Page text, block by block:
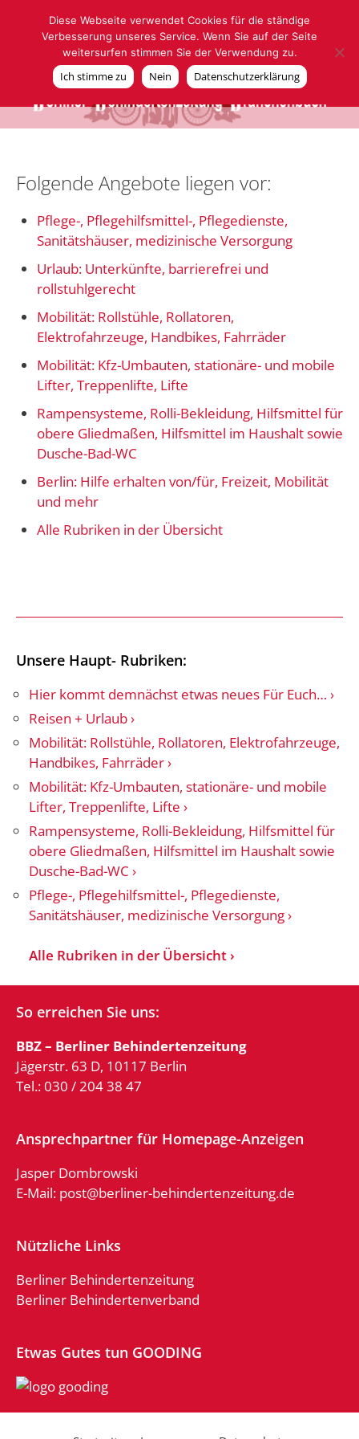
Menü
Folgende Angebote liegen vor:
Pflege-, Pflegehilfsmittel-, Pflegedienste,
Sanitätshäuser, medizinische Versorgung
Urlaub: Unterkünfte, barrierefrei und
rollstuhlgerecht
Mobilität: Rollstühle, Rollatoren,
Elektrofahrzeuge, Handbikes, Fahrräder
Mobilität: Kfz-Umbauten, stationäre- und mobile
Lifter, Treppenlifte, Lifte
Rampensysteme, Rolli-Bekleidung, Hilfsmittel für
obere Gliedmaßen, Hilfsmittel im Haushalt sowie
Dusche-Bad-WC
Berlin: Hilfe erhalten von/für, Freizeit, Mobilität
und mehr
Alle Rubriken in der Übersicht
Unsere Haupt- Rubriken:
Hier kommt demnächst etwas neues Für Euch…
Reisen + Urlaub
Mobilität: Rollstühle, Rollatoren, Elektrofahrzeuge,
Handbikes, Fahrräder
Mobilität: Kfz-Umbauten, stationäre- und mobile
Lifter, Treppenlifte, Lifte
Rampensysteme, Rolli-Bekleidung, Hilfsmittel für
obere Gliedmaßen, Hilfsmittel im Haushalt sowie
Dusche-Bad-WC
Pflege-, Pflegehilfsmittel-, Pflegedienste,
Sanitätshäuser, medizinische Versorgung
Alle Rubriken in der Übersicht
So erreichen Sie uns:
BBZ – Berliner Behindertenzeitung
Jägerstr. 63 D, 10117 Berlin
Tel.: 030 / 204 38 47
Ansprechpartner für Homepage-Anzeigen
Jasper Dombrowski
E-Mail: post@berliner-behindertenzeitung.de
Nützliche Links
Berliner Behindertenzeitung
Berliner Behindertenverband
Etwas Gutes tun GOODING
Diese Webseite verwendet Cookies für die ständige
Verbesserung unseres Service. Wenn Sie auf der Seite
weitersurfen stimmen Sie der Verwendung zu.
Ich stimme zu Nein Datenschutzerklärung